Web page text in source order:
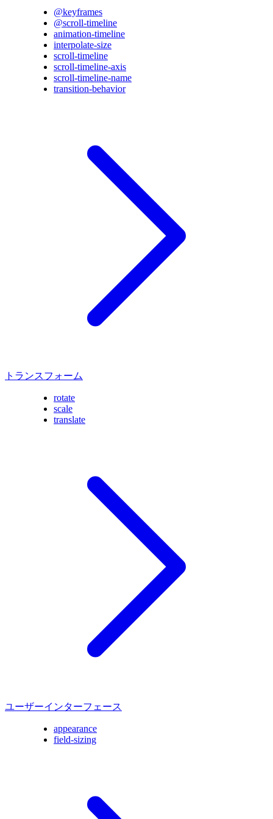
@keyframes
@scroll-timeline
animation-timeline
interpolate-size
scroll-timeline
scroll-timeline-axis
scroll-timeline-name
transition-behavior
トランスフォーム
rotate
scale
translate
ユーザーインターフェース
appearance
field-sizing